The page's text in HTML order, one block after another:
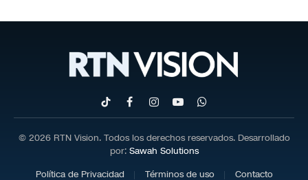
TikTokFacebookInstagram
YouTubeWhatsApp
© 2026 RTN Vision. Todos los derechos reservados. Desarrollado
por: Sawah Solutions
Política de Privacidad
Términos de uso Contacto